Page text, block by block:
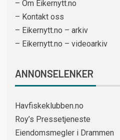
– Om Eikernytt.no
– Kontakt oss
– Eikernytt.no – arkiv
– Eikernytt.no – videoarkiv
ANNONSELENKER
Havfiskeklubben.no
Roy’s Pressetjeneste
Eiendomsmegler i Drammen